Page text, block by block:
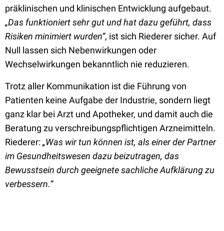
präklinischen und klinischen Entwicklung aufgebaut.
„Das funktioniert sehr gut und hat dazu geführt, dass
Risiken minimiert wurden“, ist sich Riederer sicher. Auf
Null lassen sich Nebenwirkungen oder
Wechselwirkungen bekanntlich nie reduzieren.
Trotz aller Kommunikation ist die Führung von
Patienten keine Aufgabe der Industrie, sondern liegt
ganz klar bei Arzt und Apotheker, und damit auch die
Beratung zu verschreibungspflichtigen Arzneimitteln.
Riederer:„Was wir tun können ist, als einer der Partner
im Gesundheitswesen dazu beizutragen, das
Bewusstsein durch geeignete sachliche Aufklärung zu
verbessern.“